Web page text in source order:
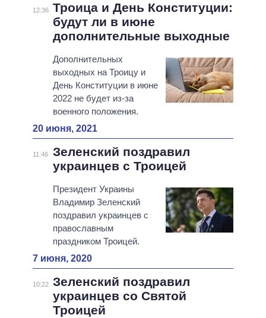
12:36 Троица и День Конституции:
будут ли в июне
дополнительные выходные
Дополнительных
выходных на Троицу и
День Конституции в июне
2022 не будет из-за
военного положения.
20 июня, 2021
11:46
Зеленский поздравил
украинцев с Троицей
Президент Украины
Владимир Зеленский
поздравил украинцев с
православным
праздником Троицей.
7 июня, 2020
10:22 Зеленский поздравил
украинцев со Святой
Троицей